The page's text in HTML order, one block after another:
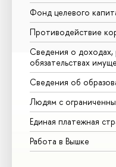
Фонд целевого
Противодействие
Сведения о доходах,
обязательствах
Сведения об
Людям с
Единая платежная
Работа в Вышке